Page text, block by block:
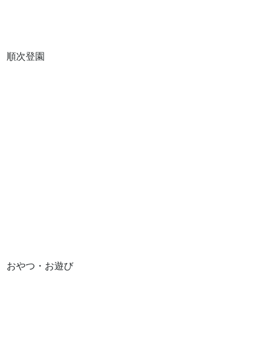
順次登園
おやつ・お遊び